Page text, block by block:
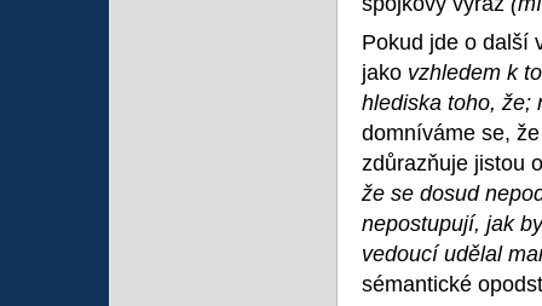
Pokud jde o další
jako vzhledem k
hlediska toho, že;
domníváme se,
zdůrazňuje jistou
že se dosud
nepostupují, jak
vedoucí udělal
sémantické